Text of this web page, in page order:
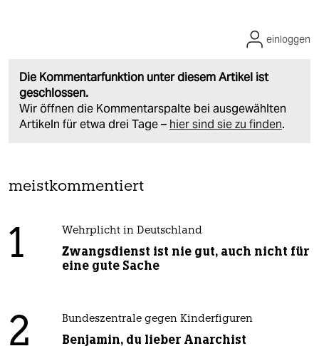
Die Kommentarfunktion unter diesem Artikel ist
geschlossen.
Wir öffnen die Kommentarspalte bei ausgewählten
Artikeln für etwa drei Tage – hier sind sie zu finden.
einloggen
meistkommentiert
1 Wehrplicht in Deutschland
Zwangsdienst ist nie gut, auch nicht für
eine gute Sache
2 Bundeszentrale gegen Kinderfiguren
Benjamin, du lieber Anarchist